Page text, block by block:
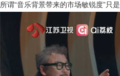
所谓“音乐背景带来的市场敏锐度”只